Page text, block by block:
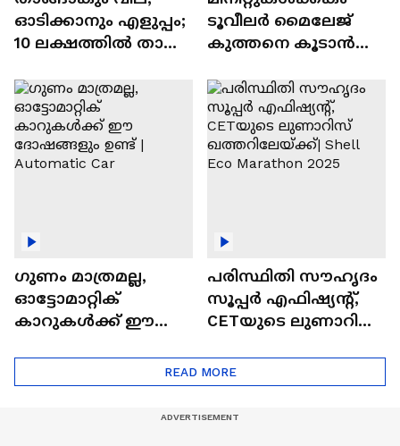
ഓടിക്കാനും എളുപ്പം;
10 ലക്ഷത്തിൽ താഴെ
ഓട്ടോമാറ്റിക്ക്
എസ്‍യുവികൾ
ടൂവീലർ മൈലേജ്
കുത്തനെ കൂടാൻ
ഗുണം മാത്രമല്ല,
ഓട്ടോമാറ്റിക്
കാറുകൾക്ക് ഈ
പരിസ്ഥിതി സൗഹൃദം
സൂപ്പർ എഫിഷ്യന്റ്,
CETയുടെ ലുണാറിസ്
Eco Marathon 2025
READ MORE